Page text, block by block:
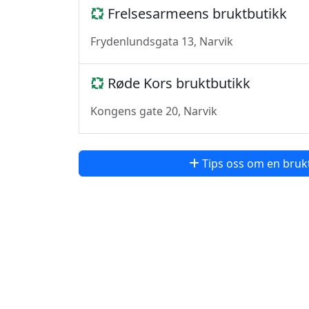
Frelsesarmeens bruktbutikk
Frydenlundsgata 13, Narvik
Røde Kors bruktbutikk
Kongens gate 20, Narvik
Tips oss om en